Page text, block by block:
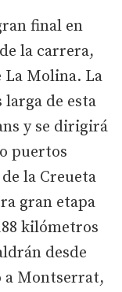
final en
la carrera,
La Molina. La
larga de esta
y se dirigirá
puertos
la Creueta
gran etapa
kilómetros
desde
a Montserrat,